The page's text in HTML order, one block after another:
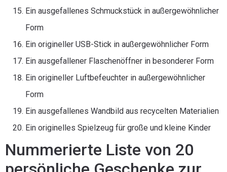
Ein ausgefallenes Schmuckstück in außergewöhnlicher
Form
Ein origineller USB-Stick in außergewöhnlicher Form
Ein ausgefallener Flaschenöffner in besonderer Form
Ein origineller Luftbefeuchter in außergewöhnlicher
Form
Ein ausgefallenes Wandbild aus recycelten Materialien
Ein originelles Spielzeug für große und kleine Kinder
Nummerierte Liste von 20